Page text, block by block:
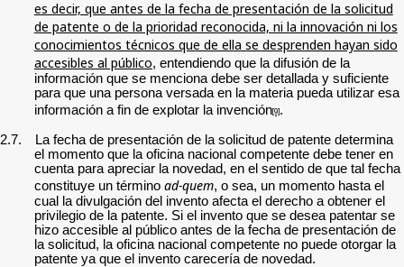
es decir, que antes de la fecha de presentación de la solicitud
de patente o de la prioridad reconocida, ni la innovación ni los
conocimientos técnicos que de ella se desprenden hayan sido
accesibles al público, entendiendo que la difusión de la
información que se menciona debe ser detallada y suficiente
para que una persona versada en la materia pueda utilizar esa
información a fin de explotar la invención[9].
2.7.
La fecha de presentación de la solicitud de patente determina
el momento que la oficina nacional competente debe tener en
cuenta para apreciar la novedad, en el sentido de que tal fecha
constituye un término ad-quem, o sea, un momento hasta el
cual la divulgación del invento afecta el derecho a obtener el
privilegio de la patente. Si el invento que se desea patentar se
hizo accesible al público antes de la fecha de presentación de
la solicitud, la oficina nacional competente no puede otorgar la
patente ya que el invento carecería de novedad.